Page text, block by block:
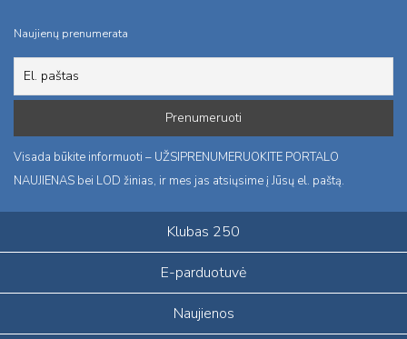
Naujienų prenumerata
Visada būkite informuoti – UŽSIPRENUMERUOKITE PORTALO
NAUJIENAS bei LOD žinias, ir mes jas atsiųsime į Jūsų el. paštą.
Klubas 250
E-parduotuvė
Naujienos